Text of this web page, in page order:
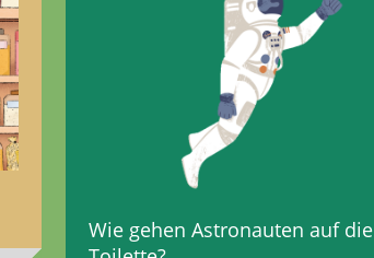
Wie gehen Astronauten auf die